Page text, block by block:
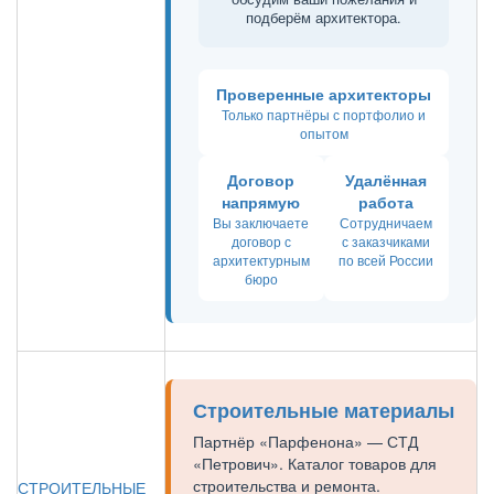
подберём архитектора.
Проверенные архитекторы
Только партнёры с портфолио и
опытом
Договор
напрямую
Вы заключаете
договор с
архитектурным
бюро
Удалённая
работа
Сотрудничаем
с заказчиками
по всей России
СТРОИТЕЛЬНЫЕ
Строительные материалы
Партнёр «Парфенона» — СТД
«Петрович». Каталог товаров для
строительства и ремонта.